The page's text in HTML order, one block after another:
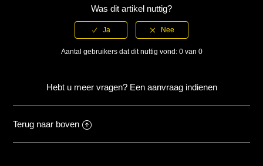
Was dit artikel nuttig?
Aantal gebruikers dat dit nuttig vond: 0 van 0
Hebt u meer vragen? Een aanvraag indienen
Terug naar boven